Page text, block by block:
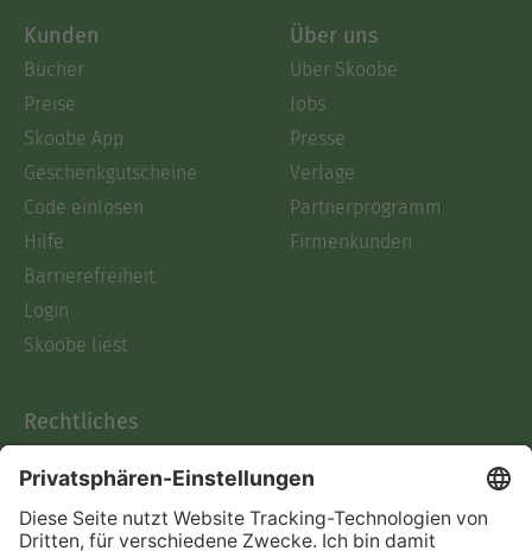
Kunden
Bücher
Preise
Skoobe App
Geschenkgutscheine
Code einlösen
Hilfe
Barrierefreiheit
Login
Skoobe liest
Über uns
Über Skoobe
Jobs
Presse
Verlage
Partnerprogramm
Firmenkunden
Rechtliches
AGB
Informationen nach Data